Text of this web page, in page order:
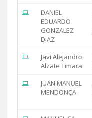
DANIEL
EDUARDO
GONZALEZ
DIAZ
Javi Alejandro
Alzate Timara
JUAN MANUEL
MENDONÇA